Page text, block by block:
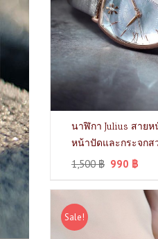
นาฬิกา Julius สาย
หน้าปัดและกระจกส
1,500฿ 990 ฿
Sale!